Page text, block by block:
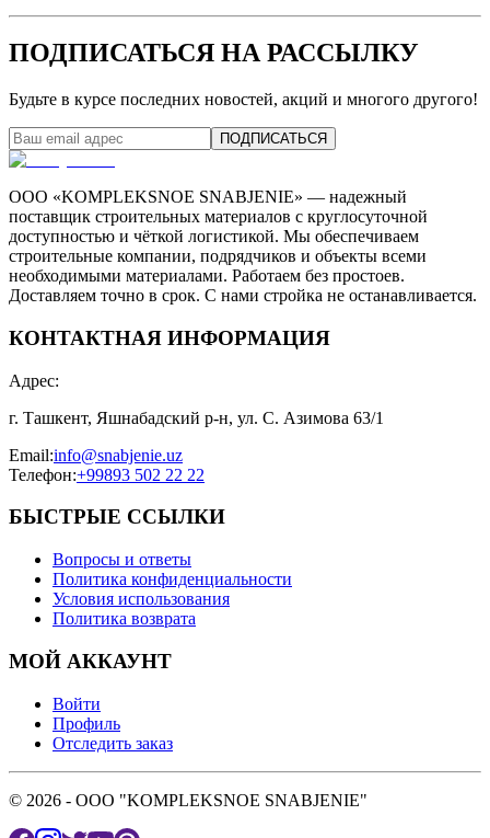
ПОДПИСАТЬСЯ НА РАССЫЛКУ
Будьте в курсе последних новостей, акций и многого другого!
ПОДПИСАТЬСЯ
ООО «KOMPLEKSNOE SNABJENIE» — надежный
поставщик строительных материалов с круглосуточной
доступностью и чёткой логистикой. Мы обеспечиваем
строительные компании, подрядчиков и объекты всеми
необходимыми материалами. Работаем без простоев.
Доставляем точно в срок. С нами стройка не останавливается.
КОНТАКТНАЯ ИНФОРМАЦИЯ
Адрес:
г. Ташкент, Яшнабадский р-н, ул. С. Азимова 63/1
Email:info@snabjenie.uz
Телефон:+99893 502 22 22
БЫСТРЫЕ ССЫЛКИ
Вопросы и ответы
Политика конфиденциальности
Условия использования
Политика возврата
МОЙ АККАУНТ
Войти
Профиль
Отследить заказ
© 2026 - OOO "KOMPLEKSNOE SNABJENIE"